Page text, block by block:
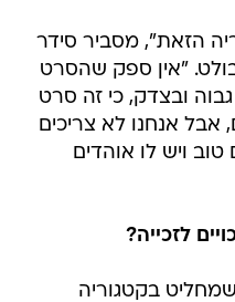
הזאת", מסביר סידר
"אין ספק שהסרט
ובצדק, כי זה סרט
אבל אנחנו לא צריכים
ויש לו אוהדים
לזכייה?
בקטגוריה